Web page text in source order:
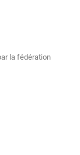
la fédération